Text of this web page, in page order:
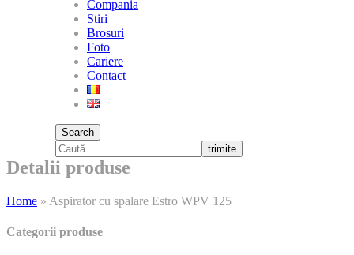
Compania
Stiri
Brosuri
Foto
Cariere
Contact
Search
trimite
Detalii produse
Home » Aspirator cu spalare Estro WPV 125
Categorii produse